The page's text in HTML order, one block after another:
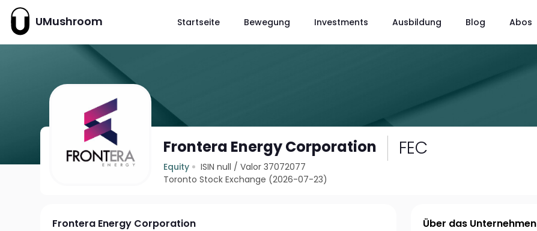
UMushroom Startseite Bewegung Investments Ausbildung Blog Abos
Frontera Energy Corporation FEC
Equity ISIN null /Valor 37072077
Toronto Stock Exchange (2026-07-23)
Frontera Energy Corporation
Über das Unternehmen